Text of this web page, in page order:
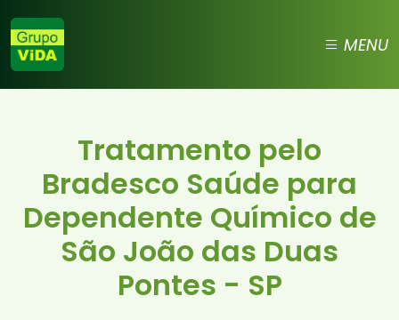
MENU
Tratamento pelo
Bradesco Saúde para
Dependente Químico de
São João das Duas
Pontes - SP